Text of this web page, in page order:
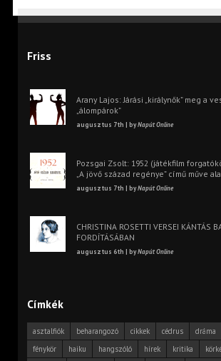
Friss
Arany Lajos: Járási „királynők” meg a
„álompárok”
augusztus 7th | byNapút Online
Pozsgai Zsolt: 1952 (játékfilm
„A jövő század regénye” című műve
augusztus 7th | byNapút Online
CHRISTINA ROSETTI VERSEI KÁNTÁS
FORDÍTÁSÁBAN
augusztus 6th | byNapút Online
Címkék
asztalfiók beharangozó cikkek cédrus dráma
fénykör
haiku hangszóló hírek kritika